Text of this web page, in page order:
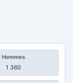
Hommes
1 360